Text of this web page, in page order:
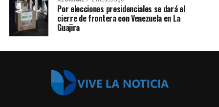
Por elecciones presidenciales se dará el
cierre de frontera con Venezuela en La
Guajira